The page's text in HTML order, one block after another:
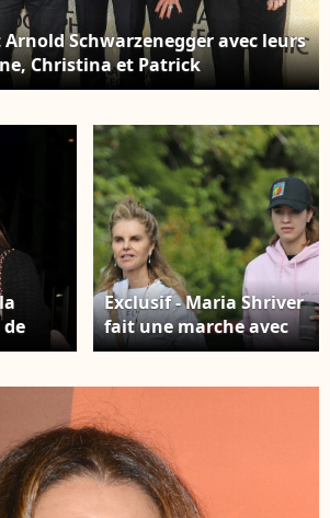
Schwarzenegger avec leurs
Christina et Patrick
à la soirée de présentation de la
Utah
Exclusif - Maria Shriver
fait une marche avec
sa fille Christina
Angeles le 20 avril
2021.